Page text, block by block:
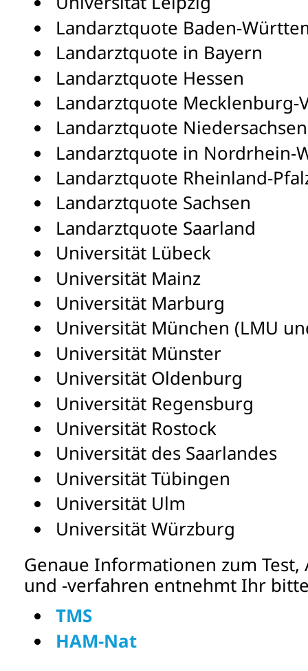
Landarztquote Baden-
Landarztquote in Bayern
Landarztquote Hessen
Landarztquote Mecklenburg-
Landarztquote Niedersachsen
Landarztquote in Nordrhein-
Landarztquote Rheinland-
Landarztquote Sachsen
Landarztquote Saarland
Universität Lübeck
Universität Mainz
Universität Marburg
Universität München (LMU
Universität Münster
Universität Oldenburg
Universität Regensburg
Universität Rostock
Universität des Saarlandes
Universität Tübingen
Universität Ulm
Universität Würzburg
Genaue Informationen zum
und -verfahren entnehmt Ihr
TMS
HAM-Nat